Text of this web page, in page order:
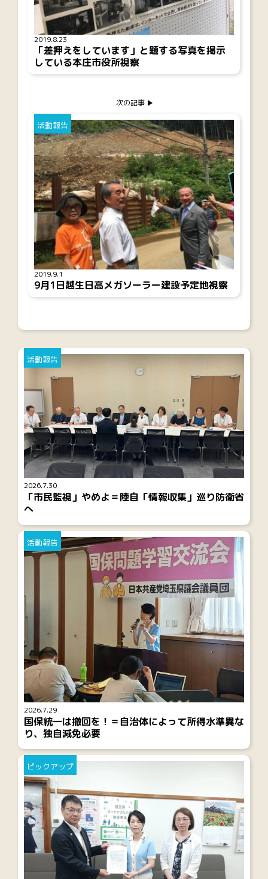
2019.8.23
「差押えをしています」と題する写真を掲示
している本庄市役所視察
2019.9.1
活動報告
9月1日越生日高メガソーラー建設予定地視察
次の記事
2026.7.30
活動報告
「市民監視」やめよ＝陸自「情報収集」巡り防衛省
へ
2026.7.29
活動報告
国保統一は撤回を！＝自治体によって所得水準異な
り、独自減免必要
ピックアップ